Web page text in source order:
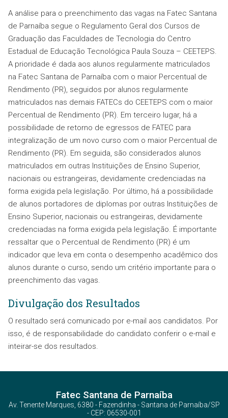
A análise para o preenchimento das vagas na Fatec Santana
de Parnaíba segue o Regulamento Geral dos Cursos de
Graduação das Faculdades de Tecnologia do Centro
Estadual de Educação Tecnológica Paula Souza – CEETEPS.
A prioridade é dada aos alunos regularmente matriculados
na Fatec Santana de Parnaíba com o maior Percentual de
Rendimento (PR), seguidos por alunos regularmente
matriculados nas demais FATECs do CEETEPS com o maior
Percentual de Rendimento (PR). Em terceiro lugar, há a
possibilidade de retorno de egressos de FATEC para
integralização de um novo curso com o maior Percentual de
Rendimento (PR). Em seguida, são considerados alunos
matriculados em outras Instituições de Ensino Superior,
nacionais ou estrangeiras, devidamente credenciadas na
forma exigida pela legislação. Por último, há a possibilidade
de alunos portadores de diplomas por outras Instituições de
Ensino Superior, nacionais ou estrangeiras, devidamente
credenciadas na forma exigida pela legislação. É importante
ressaltar que o Percentual de Rendimento (PR) é um
indicador que leva em conta o desempenho acadêmico dos
alunos durante o curso, sendo um critério importante para o
preenchimento das vagas.
Divulgação dos Resultados
O resultado será comunicado por e-mail aos candidatos. Por
isso, é de responsabilidade do candidato conferir o e-mail e
inteirar-se dos resultados.
Fatec Santana de Parnaíba
Av. Tenente Marques, 6380 - Fazendinha - Santana de Parnaíba/SP
- CEP: 06530-001